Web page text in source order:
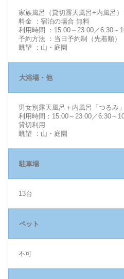
家族風呂（貸切露天風呂+内風呂）
料金 ：宿泊の場合 無料
利用時間 ：15:00～23:00／6:30～
予約方法 ：当日予約制（先着順）
眺望 ：山・庭園
大浴場・他
男女別露天風呂＋内風呂「つるみ
利用時間：15:00～23:00／6:30
貸切利用
眺望 ：山・庭園
駐車場
13台
ペット
不可